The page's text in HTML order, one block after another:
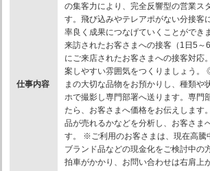
仕事内容
の集客力により、完全反響型の営業ス
す。飛び込みやテレアポがない分接客
率良く成果につなげていくことができ
来訪されたお客さまへの接客（1日5～
にご来店されたお客さまへの接客対応
案しやすい雰囲気をつくりましょう。
まの大切な品物をお預かりし、種類や
ホで撮影し専門部署へ送ります。専門
たら、お客さまへ価格をお伝えします
品が売れるかなどを分析し、お客さま
す。 ※ご利用のお客さまは、現在高騰
ブランド品などの現金化をご検討中の
拍車がかかり、お問い合わせは右肩上